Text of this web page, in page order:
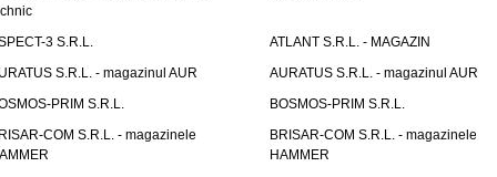
3 S.R.L.
ATLANT S.R.L. - MAGAZIN
S.R.L. - magazinul AUR
AURATUS S.R.L. - magazinul AUR
PRIM S.R.L.
BOSMOS-PRIM S.R.L.
COM S.R.L. - magazinele
BRISAR-COM S.R.L. - magazinele
HAMMER